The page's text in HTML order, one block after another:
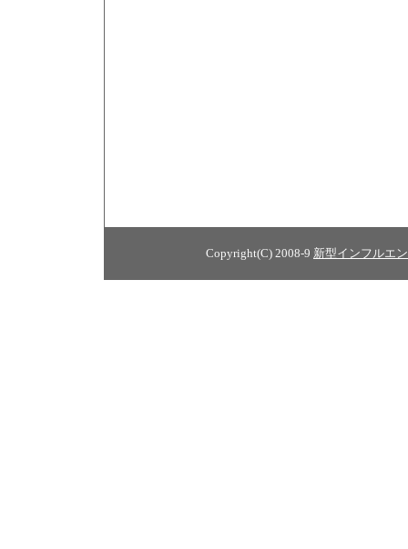
Copyright(C) 2008-9 新型インフルエ